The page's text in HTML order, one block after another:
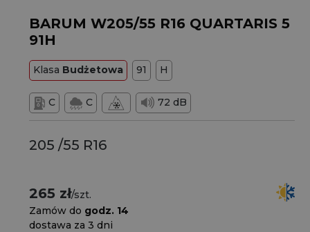
BARUM W205/55 R16 QUARTARIS 5
91H
Klasa Budżetowa 91 H
C C 72 dB
205 /55 R16
265 zł/szt.
Zamów do godz. 14
dostawa za 3 dni